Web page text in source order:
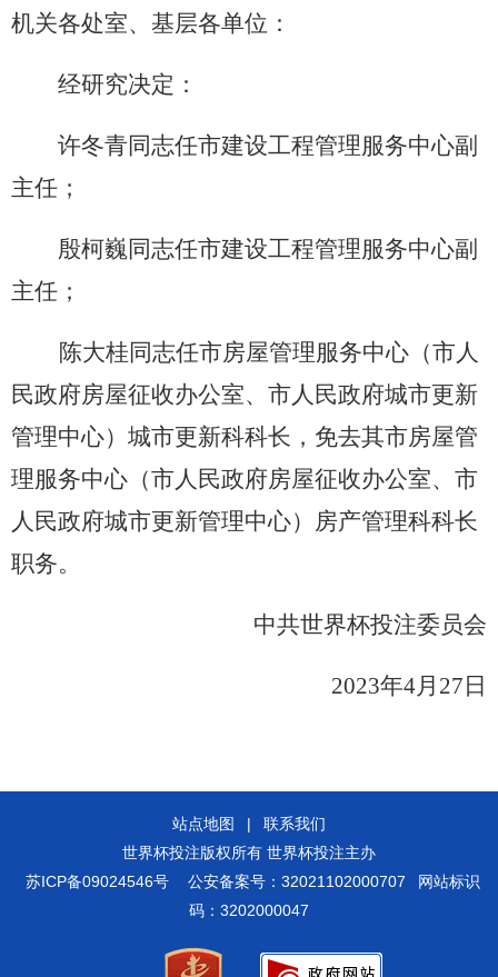
机关各处室、基层各单位：
经研究决定：
许冬青同志任市建设工程管理服务中心副
主任；
殷柯巍同志任市建设工程管理服务中心副
主任；
陈大桂同志任市房屋管理服务中心（市人
民政府房屋征收办公室、市人民政府城市更新
管理中心）城市更新科科长，免去其市房屋管
理服务中心（市人民政府房屋征收办公室、市
人民政府城市更新管理中心）房产管理科科长
职务。
中共世界杯投注委员会
2023年4月 27 日
站点地图 |
联系我们
世界杯投注版权所有 世界杯投注主办
苏ICP备09024546号
公安备案号：32021102000707
网站标识
码：3202000047